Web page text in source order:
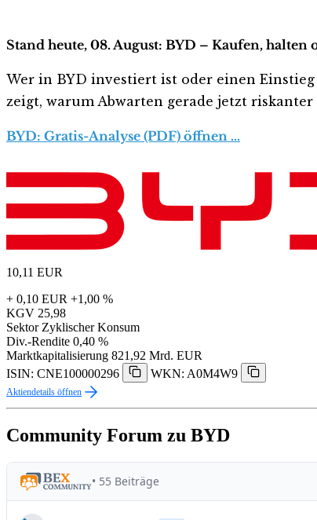
Stand heute, 08. August: BYD – Kaufen, halten
Wer in BYD investiert ist oder einen
zeigt, warum Abwarten gerade jetzt riskanter
BYD: Gratis-Analyse (PDF) öffnen …
10,11 EUR
+ 0,10 EUR +1,00 %
KGV 25,98
Sektor Zyklischer Konsum
Div.-Rendite 0,40 %
Marktkapitalisierung 821,92 Mrd. EUR
ISIN: CNE100000296
WKN: A0M4W9
Aktiendetails öffnen
Community Forum zu BYD